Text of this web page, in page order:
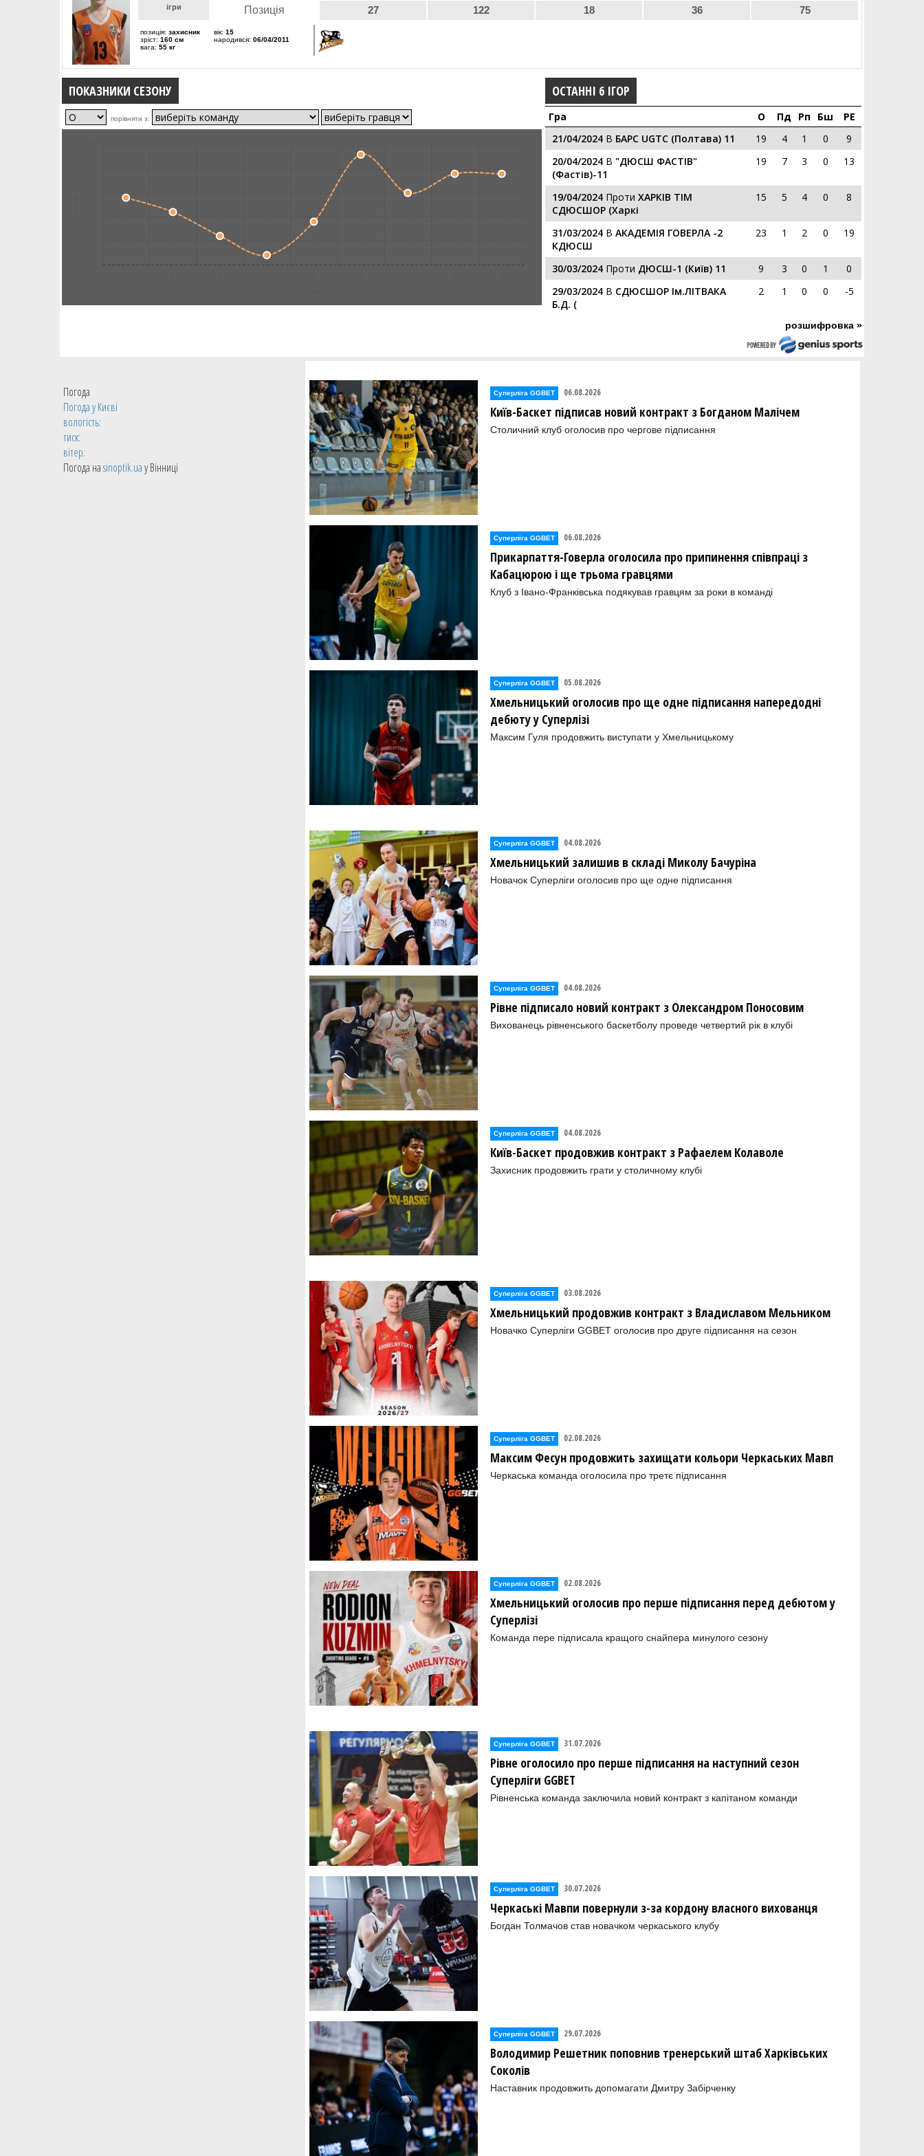
ігри
Позиція
27 122 18 36 75
позиція: захисник
зріст: 160 см
вага: 55 кг
вік: 15
народився: 06/04/2011
ПОКАЗНИКИ СЕЗОНУ
порівняти з:
ОСТАННІ 6 ІГОР
Гра О Пд Рп Бш
РЕ
21/04/2024 В БАРС UGTC (Полтава) 11 19 4 1 0
9
20/04/2024 В "ДЮСШ ФАСТІВ"
(Фастів)-11
19 7 3 0 13
19/04/2024 ПротиХАРКІВ ТІМ
СДЮСШОР (Харкі
15 5 4 0 8
31/03/2024 ВАКАДЕМІЯ ГОВЕРЛА -2
КДЮСШ
23 1 2 0 19
30/03/2024 Проти ДЮСШ-1 (Київ) 11 9 3 0 1
0
29/03/2024 В СДЮСШОР Ім.ЛІТВАКА
Б.Д. (
2 1 0 0 -5
розшифровка »
Погода
Погода уКиєві
вологість:
тиск:
вітер:
Погода наsinoptik.uaу Вінниці
Суперліга GGBET 06.08.2026
Київ-Баскет підписав новий контракт з Богданом Малічем
Столичний клуб оголосив про чергове підписання
Суперліга GGBET 06.08.2026
Прикарпаття-Говерла оголосила про припинення співпраці з
Кабацюрою і ще трьома гравцями
Клуб з Івано-Франківська подякував гравцям за роки в команді
Суперліга GGBET 05.08.2026
Хмельницький оголосив про ще одне підписання напередодні
дебюту у Суперлізі
Максим Гуля продовжить виступати у Хмельницькому
Суперліга GGBET 04.08.2026
Хмельницький залишив в складі Миколу Бачуріна
Новачок Суперліги оголосив про ще одне підписання
Суперліга GGBET 04.08.2026
Рівне підписало новий контракт з Олександром Поносовим
Вихованець рівненського баскетболу проведе четвертий рік в клубі
Суперліга GGBET 04.08.2026
Київ-Баскет продовжив контракт з Рафаелем Колаволе
Захисник продовжить грати у столичному клубі
Суперліга GGBET 03.08.2026
Хмельницький продовжив контракт з Владиславом Мельником
Новачко Суперліги GGBET оголосив про друге підписання на сезон
Суперліга GGBET 02.08.2026
Максим Фесун продовжить захищати кольори Черкаських Мавп
Черкаська команда оголосила про третє підписання
Суперліга GGBET 02.08.2026
Хмельницький оголосив про перше підписання перед дебютом у
Суперлізі
Команда пере підписала кращого снайпера минулого сезону
Суперліга GGBET 31.07.2026
Рівне оголосило про перше підписання на наступний сезон
Суперліги GGBET
Рівненська команда заключила новий контракт з капітаном команди
Суперліга GGBET 30.07.2026
Черкаські Мавпи повернули з-за кордону власного вихованця
Богдан Толмачов став новачком черкаського клубу
Суперліга GGBET 29.07.2026
Володимир Решетник поповнив тренерський штаб Харківських
Соколів
Наставник продовжить допомагати Дмитру Забірченку